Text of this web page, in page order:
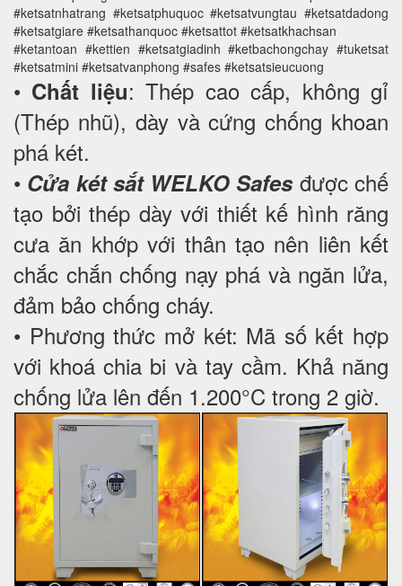
#ketsatnhatrang #ketsatphuquoc #ketsatvungtau #ketsatdadong
#ketsatgiare #ketsathanquoc #ketsattot #ketsatkhachsan
#ketantoan #kettien #ketsatgiadinh #ketbachongchay #tuketsat
#ketsatmini #ketsatvanphong #safes #ketsatsieucuong
• Chất liệu: Thép cao cấp, không gỉ
(Thép nhũ), dày và cứng chống khoan
phá két.
• Cửa két sắt WELKO Safesđược chế
tạo bởi thép dày với thiết kế hình răng
cưa ăn khớp với thân tạo nên liên kết
chắc chắn chống nạy phá và ngăn lửa,
đảm bảo chống cháy.
• Phương thức mở két: Mã số kết hợp
với khoá chia bi và tay cầm. Khả năng
chống lửa lên đến 1.200°C trong 2 giờ.